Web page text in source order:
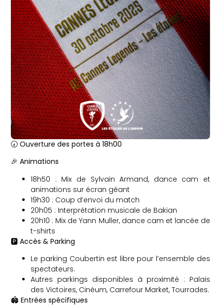
🕢Ouverture des portes à 18h00
🎉Animations
18h50 : Mix de Sylvain Armand, dance cam et
animations sur écran géant
19h30 : Coup d’envoi du match
20h05 : Interprétation musicale de Bakian
20h10 : Mix de Yann Muller, dance cam et lancée de
t-shirts
🅿️Accès & Parking
Le parking Coubertin est libre pour l’ensemble des
spectateurs.
Autres parkings disponibles à proximité : Palais
des Victoires, Cinéum, Carrefour Market, Tourrades.
🏟️Entrées spécifiques